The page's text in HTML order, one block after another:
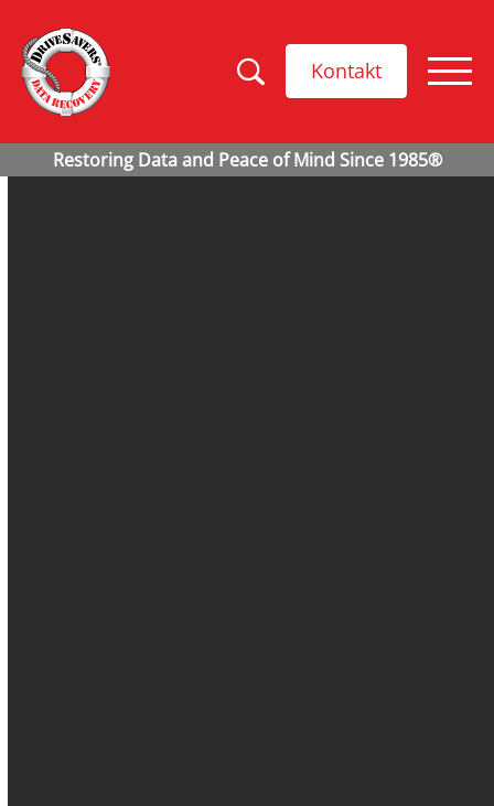
Kontakt